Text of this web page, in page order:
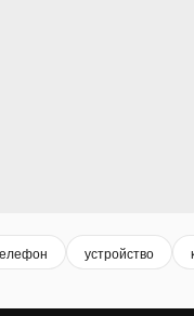
устройство